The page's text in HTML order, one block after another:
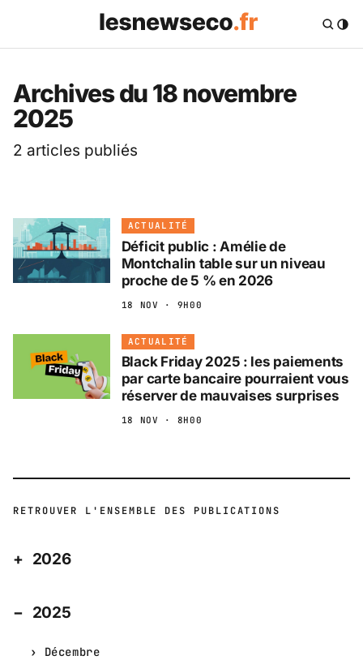
Les News Eco .fr —
Archives du 18 novembre
2025
2 articles publiés
ACTUALITÉ
Déficit public : Amélie de
Montchalin table sur un niveau
proche de 5 % en 2026
18 NOV · 9H00
ACTUALITÉ
Black Friday 2025 : les paiements
par carte bancaire pourraient vous
réserver de mauvaises surprises
18 NOV · 8H00
RETROUVER L'ENSEMBLE DES PUBLICATIONS
2026
2025
Décembre